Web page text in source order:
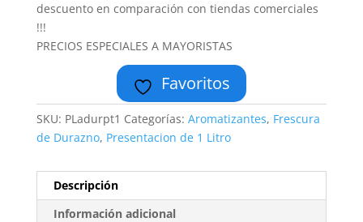
descuento en comparación con tiendas comerciales
!!!
PRECIOS ESPECIALES A MAYORISTAS
Favoritos
SKU: PLadurpt1 Categorías: Aromatizantes, Frescura
de Durazno, Presentacion de 1 Litro
Descripción
Información adicional